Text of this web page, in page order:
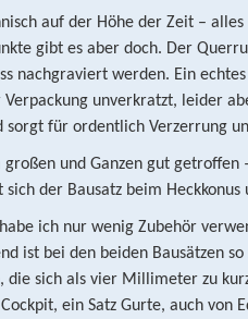
auf der Höhe der Zeit –
gibt es aber doch. Der
nachgraviert werden. Ein
Verpackung unverkratzt, leider
für ordentlich Verzerrung
großen und Ganzen gut
der Bausatz beim
ich nur wenig Zubehör
ist bei den beiden Bausätzen
die sich als vier Millimeter zu
ein Satz Gurte, auch von